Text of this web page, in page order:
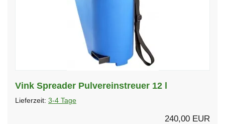
Vink Spreader Pulvereinstreuer 12 l
Lieferzeit: 3-4 Tage
240,00 EUR